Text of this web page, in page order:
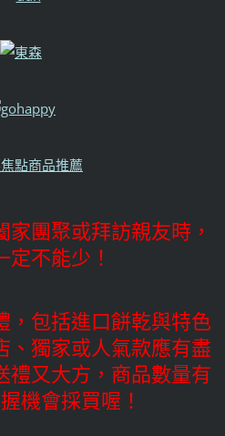
團聚或拜訪親友時，
定不能少！
，包括進口餅乾與特色
、獨家或人氣款應有盡
禮又大方，商品數量有
機會採買喔！